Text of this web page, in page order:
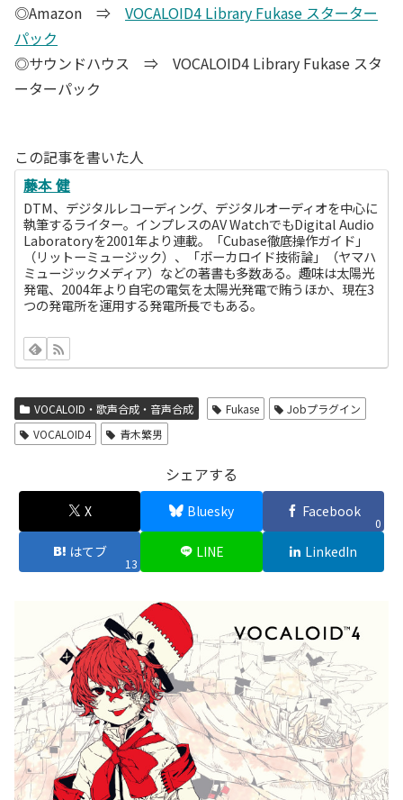
◎Amazon ⇒ VOCALOID4 Library Fukase スターター
パック
◎サウンドハウス ⇒ VOCALOID4 Library Fukase スタ
ーターパック
この記事を書いた人
藤本 健
DTM、デジタルレコーディング、デジタルオーディオを中心に
執筆するライター。インプレスのAV WatchでもDigital Audio
Laboratoryを2001年より連載。「Cubase徹底操作ガイド」
（リットーミュージック）、「ボーカロイド技術論」（ヤマハ
ミュージックメディア）などの著書も多数ある。趣味は太陽光
発電、2004年より自宅の電気を太陽光発電で賄うほか、現在3
つの発電所を運用する発電所長でもある。
VOCALOID・歌声合成・音声合成 Fukase
Jobプラグイン
VOCALOID4
青木繁男
シェアする
X Bluesky Facebook
0
はてブ
13
LINE LinkedIn